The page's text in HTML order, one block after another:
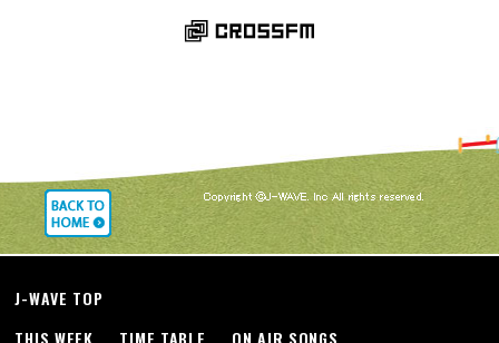
J-WAVE TOP
THIS WEEK
TIME TABLE ON AIR SONGS